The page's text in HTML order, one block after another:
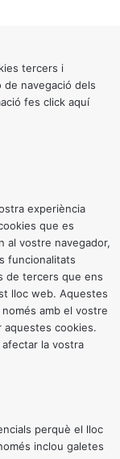
tercers i
navegació dels
fes click aquí
experiència
que es
al vostre navegador,
funcionalitats
de tercers que ens
lloc web. Aquestes
amb el vostre
aquestes cookies.
afectar la vostra
perquè el lloc
inclou galetes